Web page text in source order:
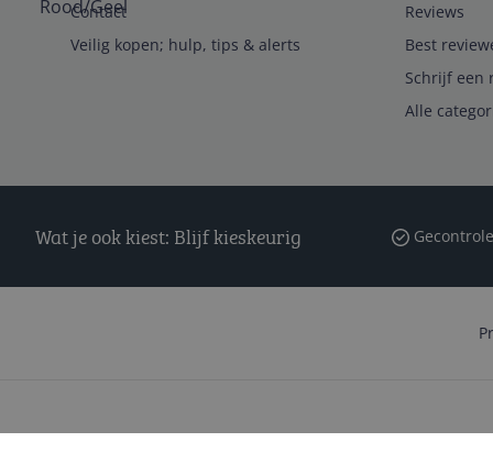
Contact
Veilig kopen; hulp, tips & alerts
Reviews
Best
Schrijf een
Alle
Wat je ook kiest: Blijf kieskeurig